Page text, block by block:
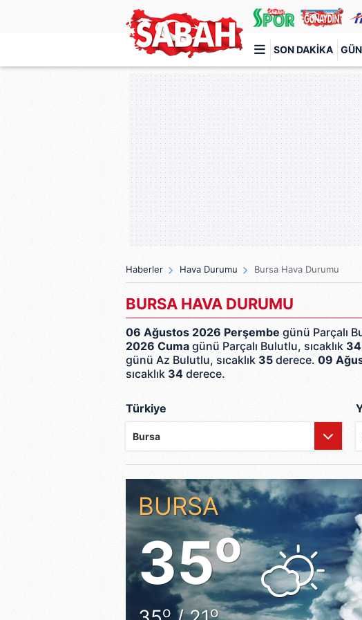
SON DAKIKA
Türkiye'nin en iyi haber sitesi
Haberler Hava Durumu Bursa Hava Durumu
BURSA HAVA DURUMU
06 Ağustos 2026 Perşembe günü Parçalı
2026 Cuma günü Parçalı Bulutlu, sıcaklık 34
günü Az Bulutlu, sıcaklık 35 derece. 09
sıcaklık 34 derece.
Türkiye
BURSA
35o
o o